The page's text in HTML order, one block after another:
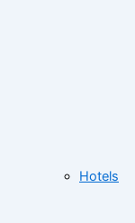
Hotels